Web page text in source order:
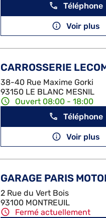
Téléphone
Voir plus
CARROSSERIE
38-40 Rue Maxime Gorki
93150 LE BLANC MESNIL
Ouvert 08:00 - 18:00
Téléphone
Voir plus
GARAGE PARIS
2 Rue du Vert Bois
93100 MONTREUIL
Fermé actuellement